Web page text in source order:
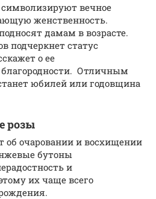
вечное
женственность.
дамам в возрасте.
подчеркнет статус
о ее
благородности. Отличным
юбилей или годовщина
розы
об очаровании и восхищении
бутоны
и
их чаще всего